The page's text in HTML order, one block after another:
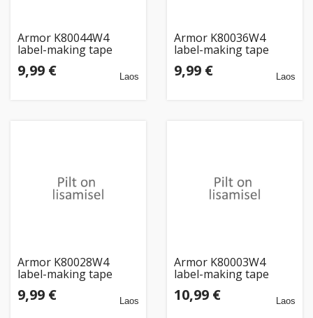
Armor K80044W4
label-making tape
Black on green
9,99 € Laos
Armor K80036W4
label-making tape
Black on yellow
9,99 € Laos
Armor K80028W4
label-making tape
Black on transparent
9,99 € Laos
Armor K80003W4
label-making tape
Black on yellow
10,99 € Laos